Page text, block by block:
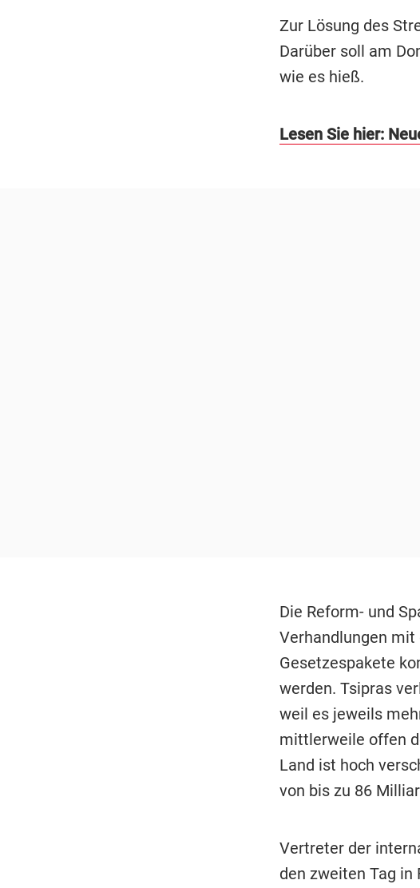
Zur Lösung des
Darüber soll am
wie es hieß.
Lesen Sie hier:
Die Reform- und
Verhandlungen
Gesetzespakete
werden. Tsipras
weil es jeweils
mittlerweile offen
Land ist hoch
von bis zu 86
Vertreter der
den zweiten Tag